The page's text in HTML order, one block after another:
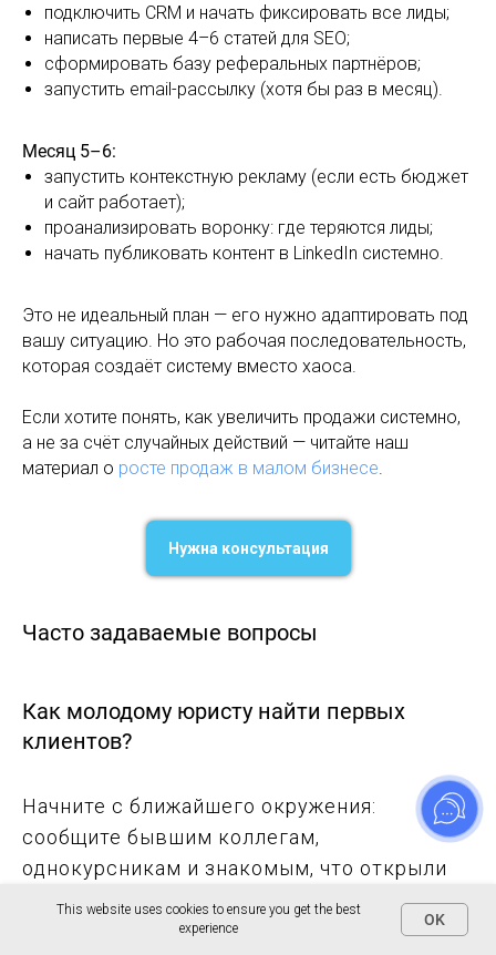
подключить CRM и начать фиксировать все лиды;
написать первые 4–6 статей для SEO;
сформировать базу реферальных партнёров;
запустить email-рассылку (хотя бы раз в месяц).
Месяц 5–6:
запустить контекстную рекламу (если есть бюджет
и сайт работает);
проанализировать воронку: где теряются лиды;
начать публиковать контент в LinkedIn системно.
Это не идеальный план — его нужно адаптировать под
вашу ситуацию. Но это рабочая последовательность,
которая создаёт систему вместо хаоса.
Если хотите понять, как увеличить продажи системно,
а не за счёт случайных действий — читайте наш
материал о росте продаж в малом бизнесе.
Нужна консультация
Часто задаваемые вопросы
Как молодому юристу найти первых
клиентов?
Начните с ближайшего окружения:
сообщите бывшим коллегам,
однокурсникам и знакомым, что открыли
практику. Первый клиент чаще всего
приходит именно оттуда. Параллельно
This website uses cookies to ensure you get the best
experience
OK